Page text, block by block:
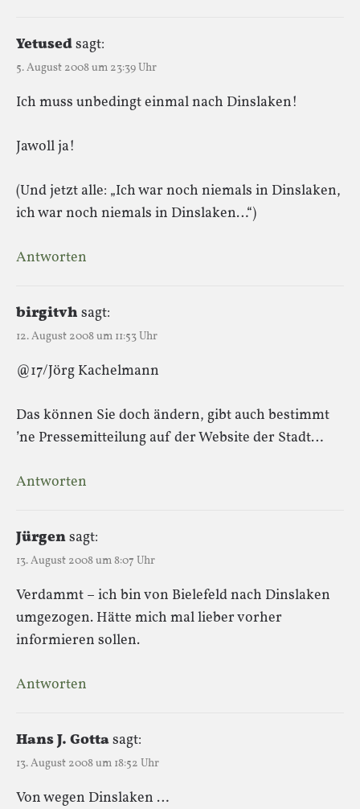
Yetusedsagt:
5. August 2008 um 23:39 Uhr
Ich muss unbedingt einmal nach Dinslaken!
Jawoll ja!
(Und jetzt alle: „Ich war noch niemals in Dinslaken,
ich war noch niemals in Dinslaken…“)
Antworten
birgitvh sagt:
12. August 2008 um 11:53 Uhr
@17/Jörg Kachelmann
Das können Sie doch ändern, gibt auch bestimmt
’ne Pressemitteilung auf der Website der Stadt…
Antworten
Jürgensagt:
13. August 2008 um 8:07 Uhr
Verdammt – ich bin von Bielefeld nach Dinslaken
umgezogen. Hätte mich mal lieber vorher
informieren sollen.
Antworten
Hans J. Gottasagt:
13. August 2008 um 18:52 Uhr
Von wegen Dinslaken …